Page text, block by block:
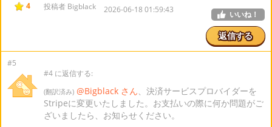
4 投稿者 Bigblack 2026-06-18 01:59:43 いいね！
返信する
#5
#4 に返信する:
(翻訳済み) @Bigblack さん、決済サービスプロバイダーを
Stripeに変更いたしました。お支払いの際に何か問題がご
ざいましたら、お知らせください。